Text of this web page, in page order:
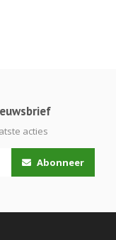
acties
Abonneer